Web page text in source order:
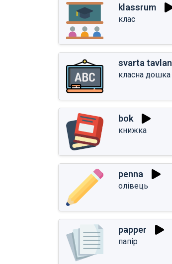
klassrum
клас
svarta tavlan
класна дошка
bok
книжка
penna
олівець
papper
папір